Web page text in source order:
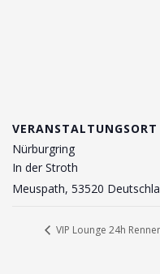
VERANSTALTUNGSORT
Nürburgring
In der Stroth
Meuspath, 53520
VIP Lounge 24h